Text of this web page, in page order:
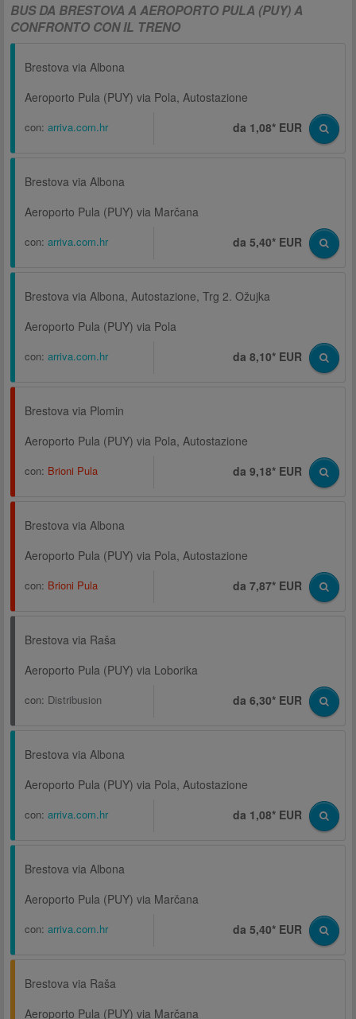
BUS DA BRESTOVA A AEROPORTO PULA (PUY) A
CONFRONTO CON IL TRENO
Brestova via Albona
Aeroporto Pula (PUY) via Pola, Autostazione
con: arriva.com.hr da 1,08* EUR
Brestova via Albona
Aeroporto Pula (PUY) via Marčana
con: arriva.com.hr da 5,40* EUR
Brestova via Albona, Autostazione, Trg 2. Ožujka
Aeroporto Pula (PUY) via Pola
con: arriva.com.hr da 8,10* EUR
Brestova via Plomin
Aeroporto Pula (PUY) via Pola, Autostazione
con: Brioni Pula da 9,18* EUR
Brestova via Albona
Aeroporto Pula (PUY) via Pola, Autostazione
con: Brioni Pula da 7,87* EUR
Brestova via Raša
Aeroporto Pula (PUY) via Loborika
con: Distribusion da 6,30* EUR
Brestova via Albona
Aeroporto Pula (PUY) via Pola, Autostazione
con: arriva.com.hr da 1,08* EUR
Brestova via Albona
Aeroporto Pula (PUY) via Marčana
con: arriva.com.hr da 5,40* EUR
Brestova via Raša
Aeroporto Pula (PUY) via Marčana